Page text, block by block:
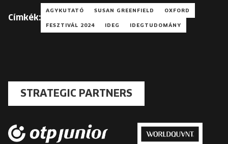
Címkék:
AGYKUTATÓ SUSAN GREENFIELD OXFORD
FESZTIVÁL 2024 IDEG IDEGTUDOMÁNY
STRATEGIC PARTNERS